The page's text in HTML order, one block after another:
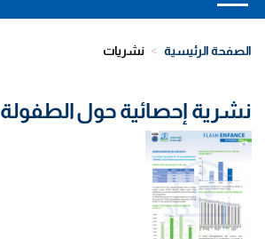
Main
navigation
الصفحة الرئيسية نشريات
نشرية إحصائية حول الطفولة